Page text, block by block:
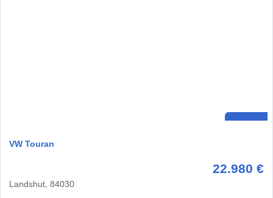
VW Touran
22.980 €
Landshut, 84030